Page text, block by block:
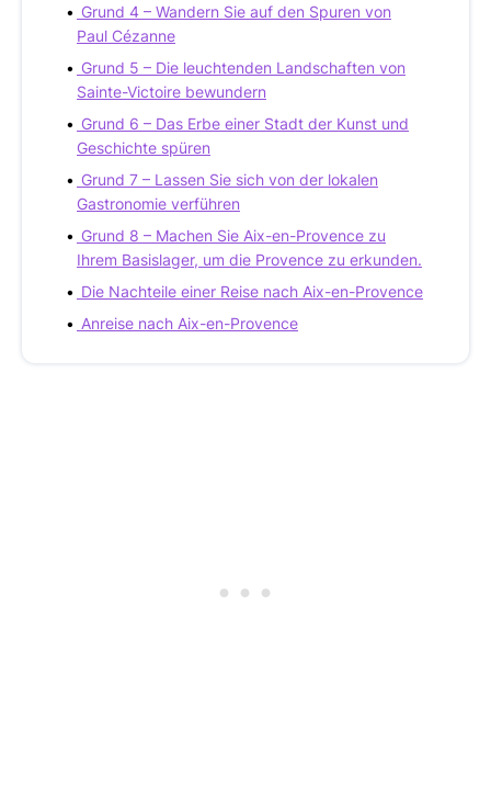
Grund 4 – Wandern Sie auf den Spuren von
Paul Cézanne
Grund 5 – Die leuchtenden Landschaften von
Sainte-Victoire bewundern
Grund 6 – Das Erbe einer Stadt der Kunst und
Geschichte spüren
Grund 7 – Lassen Sie sich von der lokalen
Gastronomie verführen
Grund 8 – Machen Sie Aix-en-Provence zu
Ihrem Basislager, um die Provence zu erkunden.
Die Nachteile einer Reise nach Aix-en-Provence
Anreise nach Aix-en-Provence